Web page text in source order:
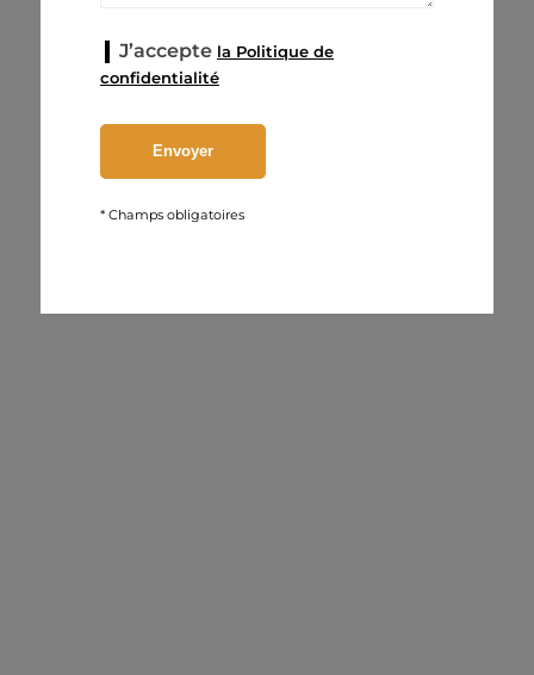
J’accepte la Politique de
confidentialité
* Champs obligatoires